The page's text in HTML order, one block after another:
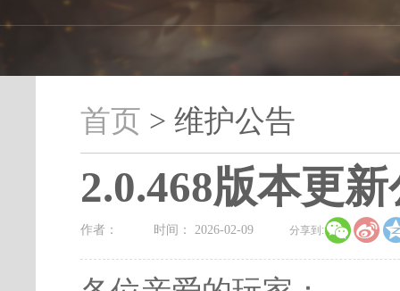
我的足迹： 大唐无双
最新新闻 新闻消息 游戏公告
维护公告
首页 > 维护公告
2.0.468版本更
作者： 时间： 2026-02-09 分享到: